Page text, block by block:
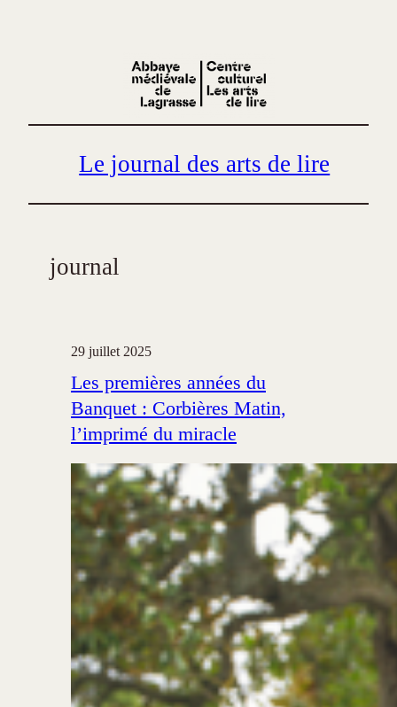
Le journal des arts de lire
journal
29 juillet 2025
Les premières années du
Banquet : Corbières Matin,
l’imprimé du miracle